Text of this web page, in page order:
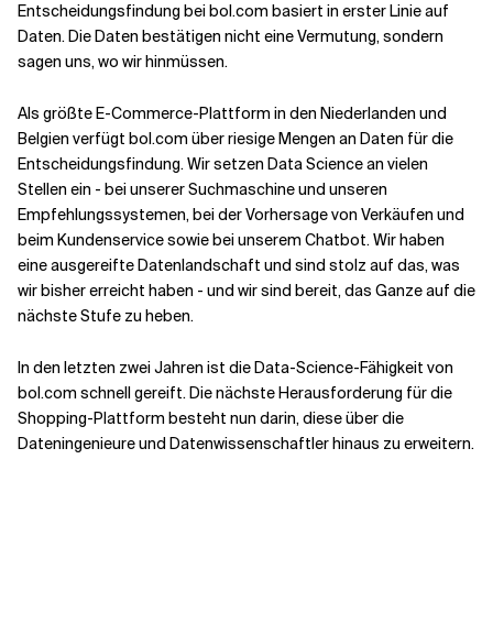
Entscheidungsfindung bei bol.com basiert in erster Linie auf
Daten. Die Daten bestätigen nicht eine Vermutung, sondern
sagen uns, wo wir hinmüssen.
Als größte E-Commerce-Plattform in den Niederlanden und
Belgien verfügt bol.com über riesige Mengen an Daten für die
Entscheidungsfindung. Wir setzen Data Science an vielen
Stellen ein - bei unserer Suchmaschine und unseren
Empfehlungssystemen, bei der Vorhersage von Verkäufen und
beim Kundenservice sowie bei unserem Chatbot. Wir haben
eine ausgereifte Datenlandschaft und sind stolz auf das, was
wir bisher erreicht haben - und wir sind bereit, das Ganze auf die
nächste Stufe zu heben.
In den letzten zwei Jahren ist die Data-Science-Fähigkeit von
bol.com schnell gereift. Die nächste Herausforderung für die
Shopping-Plattform besteht nun darin, diese über die
Dateningenieure und Datenwissenschaftler hinaus zu erweitern.